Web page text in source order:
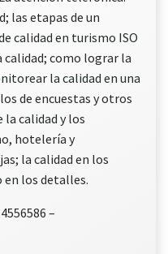
las etapas de un
calidad en turismo ISO
calidad; como lograr la
la calidad en una
de encuestas y otros
calidad y los
hotelería y
la calidad en los
en los detalles.
–